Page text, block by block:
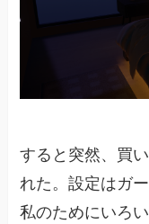
すると突然、買
れた。設定はガ
私のためにいろ